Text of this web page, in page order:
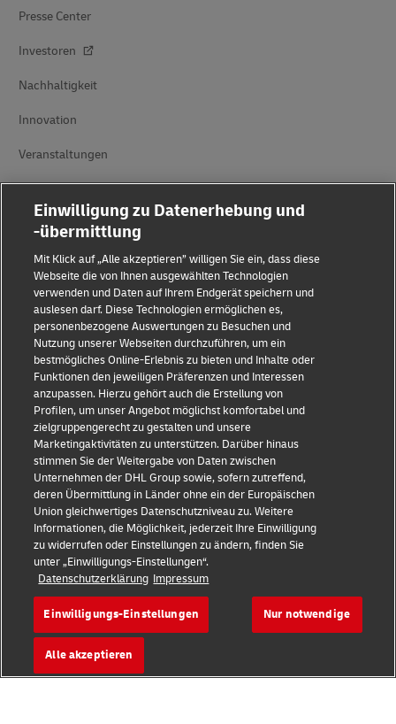
Presse Center
Investoren
Nachhaltigkeit
Innovation
Veranstaltungen
Markenpartnerschaften
Betrugserkennung
Impressum
Nutzungsbedingungen
Datenschutz
Barrierefreiheit
Weitere Informationen
Cookie-Einstellungen
Folgen Sie uns
Einwilligung zu Datenerhebung und
-übermittlung
Mit Klick auf „Alle akzeptieren” willigen Sie ein, dass diese
Webseite die von Ihnen ausgewählten Technologien
verwenden und Daten auf Ihrem Endgerät speichern und
auslesen darf. Diese Technologien ermöglichen es,
personenbezogene Auswertungen zu Besuchen und
Nutzung unserer Webseiten durchzuführen, um ein
bestmögliches Online-Erlebnis zu bieten und Inhalte oder
Funktionen den jeweiligen Präferenzen und Interessen
anzupassen. Hierzu gehört auch die Erstellung von
Profilen, um unser Angebot möglichst komfortabel und
zielgruppengerecht zu gestalten und unsere
Marketingaktivitäten zu unterstützen. Darüber hinaus
stimmen Sie der Weitergabe von Daten zwischen
Unternehmen der DHL Group sowie, sofern zutreffend,
deren Übermittlung in Länder ohne ein der Europäischen
Union gleichwertiges Datenschutzniveau zu. Weitere
Informationen, die Möglichkeit, jederzeit Ihre Einwilligung
zu widerrufen oder Einstellungen zu ändern, finden Sie
unter „Einwilligungs-Einstellungen“.
Datenschutzerklärung Impressum
Einwilligungs-Einstellungen Nur notwendige
Alle akzeptieren